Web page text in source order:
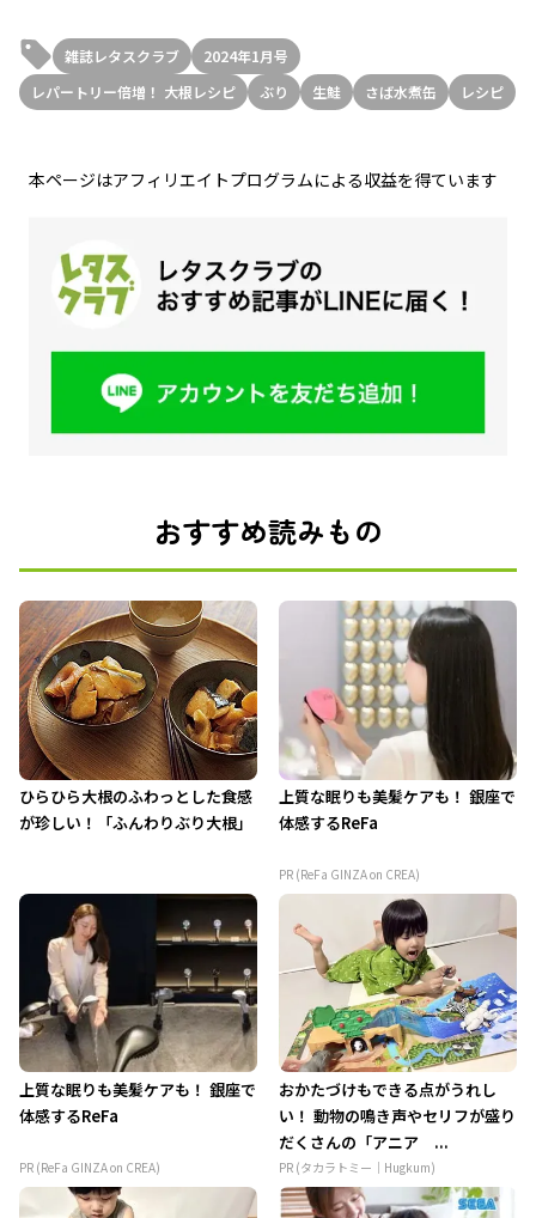
雑誌レタスクラブ
2024年1月号
レパートリー倍増！ 大根レシピ
ぶり 生鮭 さば水煮缶 レシピ
本ページはアフィリエイトプログラムによる収益を得ています
おすすめ読みもの
ひらひら大根のふわっとした食感
が珍しい！「ふんわりぶり大根」
上質な眠りも美髪ケアも！ 銀座で
体感するReFa
PR (ReFa GINZA on CREA)
上質な眠りも美髪ケアも！ 銀座で
体感するReFa
PR (ReFa GINZA on CREA)
おかたづけもできる点がうれし
い！ 動物の鳴き声やセリフが盛り
だくさんの「アニア ...
PR (タカラトミー｜Hugkum)